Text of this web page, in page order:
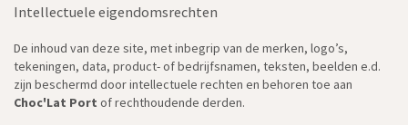
Intellectuele eigendomsrechten
De inhoud van deze site, met inbegrip van de merken, logo’s,
tekeningen, data, product- of bedrijfsnamen, teksten, beelden e.d.
zijn beschermd door intellectuele rechten en behoren toe aan
Choc'Lat Port of rechthoudende derden.